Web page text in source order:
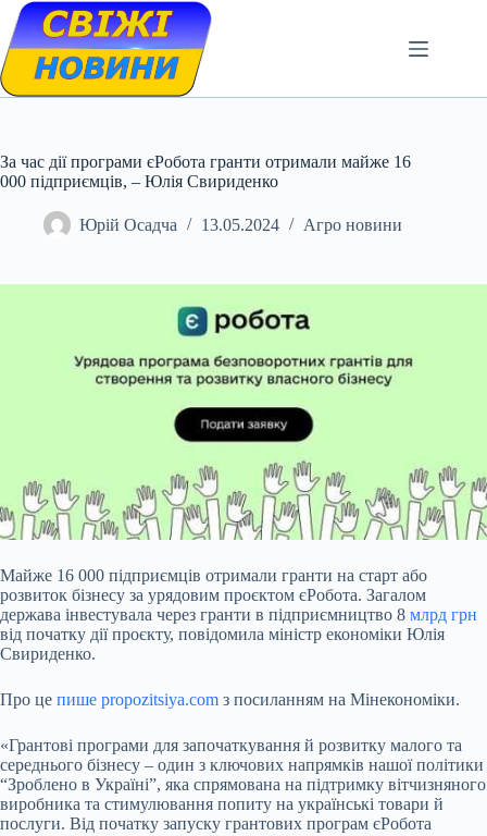
Skip
content
За час дії програми єРобота гранти отримали майже 16
000 підприємців, – Юлія Свириденко
Юрій Осадча 13.05.2024 Агро новини
Майже 16 000 підприємців отримали гранти на старт або
розвиток бізнесу за урядовим проєктом єРобота. Загалом
держава інвестувала через гранти в підприємництво 8 млрд грн
від початку дії проєкту, повідомила міністр економіки Юлія
Свириденко.
Про це пише propozitsiya.com з посиланням на Мінекономіки.
«Грантові програми для започаткування й розвитку малого та
середнього бізнесу – один з ключових напрямків нашої політики
“Зроблено в Україні”, яка спрямована на підтримку вітчизняного
виробника та стимулювання попиту на українські товари й
послуги. Від початку запуску грантових програм єРобота